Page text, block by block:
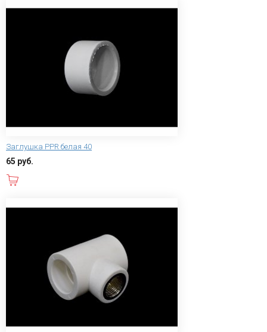
Заглушка PPR белая 40
65 руб.